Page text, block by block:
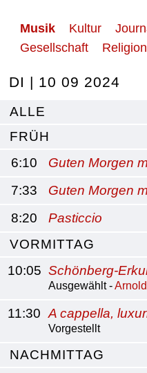
Musik Kultur
Gesellschaft
Religion
DI | 10 09 2024
ALLE
FRÜH
6:10
Guten Morgen
7:33
Guten Morgen
8:20
Pasticcio
VORMITTAG
10:05 Schönberg-
Ausgewählt -
11:30 A cappella,
Vorgestellt
NACHMITTAG